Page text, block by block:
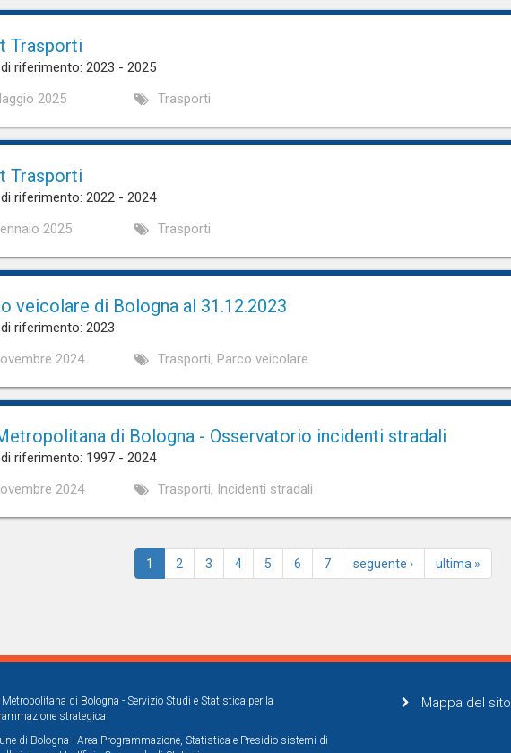
Trasporti
riferimento: 2023 - 2025
2025
Trasporti
Trasporti
riferimento: 2022 - 2024
2025
Trasporti
veicolare di Bologna al 31.12.2023
riferimento: 2023
2024
Trasporti, Parco veicolare
di Bologna - Osservatorio incidenti stradali
riferimento: 1997 - 2024
2024
Trasporti, Incidenti stradali
1 2 3 4 5 6 7 seguente › ultima »
di Bologna - Servizio Studi e Statistica per la
strategica
di Bologna - Area Programmazione, Statistica e Presidio sistemi di
Mappa del sito